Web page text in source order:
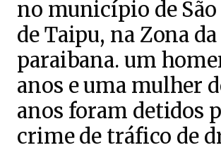
no município de
de Taipu, na Zona
paraibana. um
anos e uma mulher
anos foram detidos
crime de tráfico de